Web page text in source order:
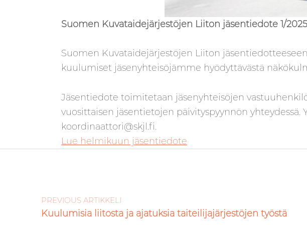
Suomen Kuvataidejärjestöjen Liiton jäsentiedote 1/2025
Suomen Kuvataidejärjestöjen Liiton
kuulumiset jäsenyhteisöjämme hyödyttävästä
Jäsentiedote toimitetaan jäsenyhteisöjen
vuosittaisen jäsentietojen päivityspyynnön
koordinaattori@skjl.fi.
Lue helmikuun jäsentiedote
Skip back to main navigation
Artikkelien selaus
PREVIOUS ARTIKKELI
Kuulumisia liitosta ja ajatuksia taiteilijajärjestöjen työstä